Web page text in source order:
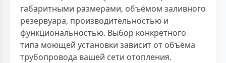
габаритными размерами, объёмом заливного
резервуара, производительностью и
функциональностью. Выбор конкретного
типа моющей установки зависит от объёма
трубопровода вашей сети отопления.